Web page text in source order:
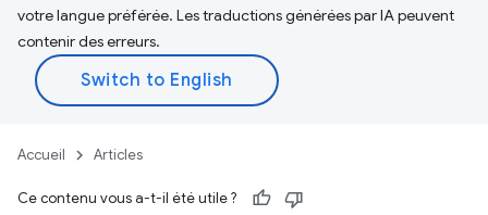
votre langue préférée. Les traductions générées par IA peuvent
contenir des erreurs.
Accueil Articles
Ce contenu vous a-t-il été utile ?